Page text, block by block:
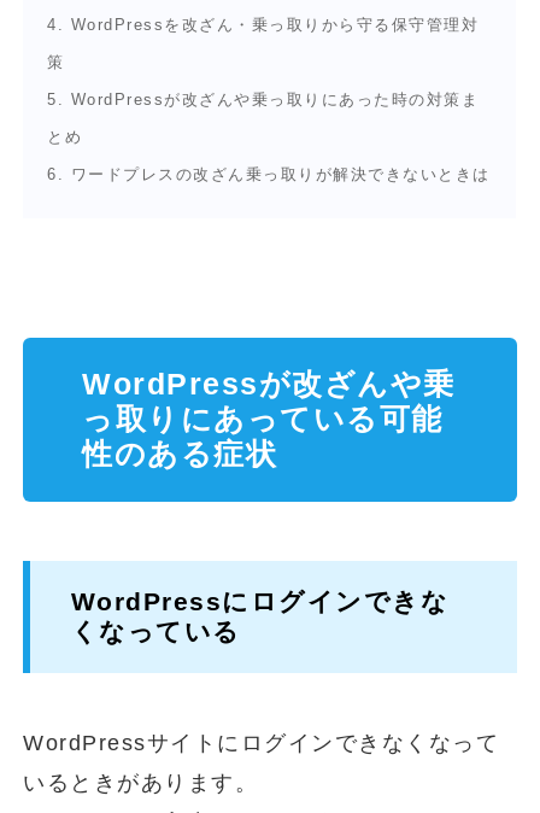
4. WordPressを改ざん・乗っ取りから守る保守管理対
策
5. WordPressが改ざんや乗っ取りにあった時の対策ま
とめ
6. ワードプレスの改ざん乗っ取りが解決できないときは
WordPressが改ざんや乗
っ取りにあっている可能
性のある症状
WordPressにログインできな
くなっている
WordPressサイトにログインできなくなって
いるときがあります。